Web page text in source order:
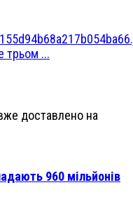
трьом ...
960 мільйонів